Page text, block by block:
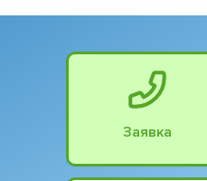
Заявка